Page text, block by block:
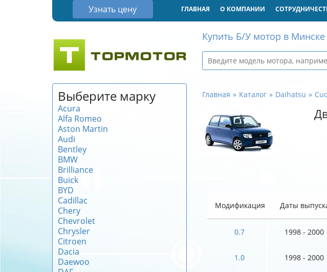
Узнать цену ГЛАВНАЯ О КОМПАНИИ
Купить Б/У мотор в Минске
Выберите марку
Acura
Alfa Romeo
Aston Martin
Audi
Bentley
BMW
Brilliance
Buick
BYD
Cadillac
Chery
Chevrolet
Chrysler
Citroen
Dacia
Daewoo
Главная Каталог Daihatsu
Модификация Даты
0.7 1998 - 2000
1.0 1998 - 2000